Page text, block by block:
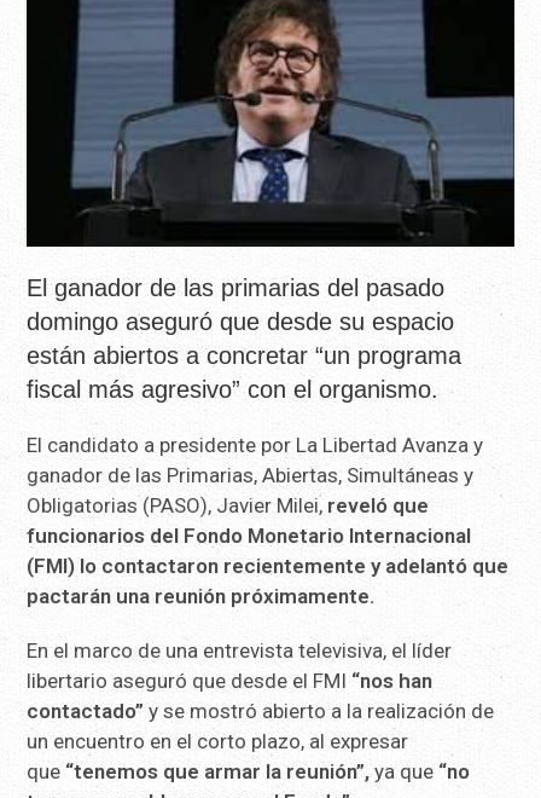
El ganador de las primarias del pasado
domingo aseguró que desde su espacio
están abiertos a concretar “un programa
fiscal más agresivo” con el organismo.
El candidato a presidente por La Libertad Avanza y
ganador de las Primarias, Abiertas, Simultáneas y
Obligatorias (PASO), Javier Milei, reveló que
funcionarios del Fondo Monetario Internacional
(FMI) lo contactaron recientemente y adelantó que
pactarán una reunión próximamente.
En el marco de una entrevista televisiva, el líder
libertario aseguró que desde el FMI “nos han
contactado” y se mostró abierto a la realización de
un encuentro en el corto plazo, al expresar
que “tenemos que armar la reunión”,ya que “no